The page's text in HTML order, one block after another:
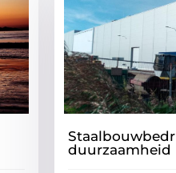
duurzaamheid